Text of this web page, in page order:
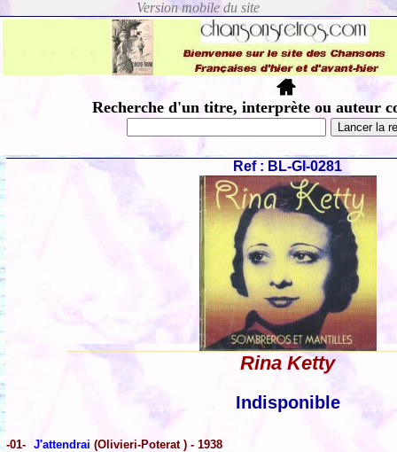
Recherche d'un titre, interprète ou auteur
Ref : BL-GI-0281
Rina Ketty
Indisponible
-01- J'attendrai (Olivieri-Poterat ) - 1938